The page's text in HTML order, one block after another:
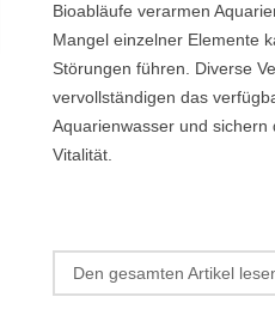
Bioabläufe verarmen
Mangel einzelner Elemente
Störungen führen. Diverse
vervollständigen das
Aquarienwasser und
Vitalität.
Den gesamten Artikel